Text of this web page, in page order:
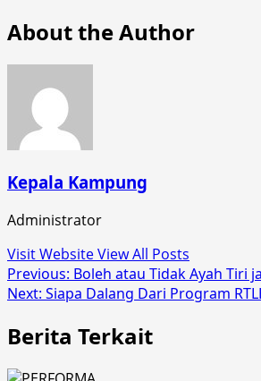
About the Author
Kepala Kampung
Administrator
Visit WebsiteView All Posts
Post
navigation
Previous: Boleh atau Tidak Ayah Tiri
Next: Siapa Dalang Dari Program
Berita Terkait